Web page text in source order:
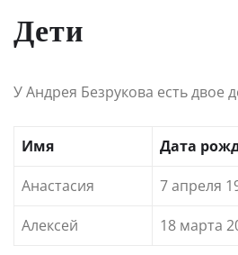
Дети
У Андрея Безрукова есть двое
Имя
Дата
Анастасия
7 апреля
Алексей
18 марта